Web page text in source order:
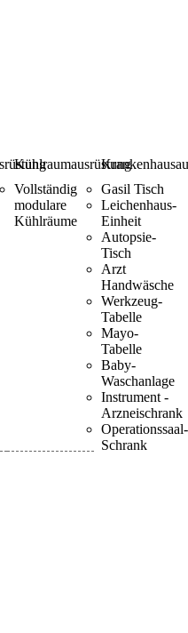
Kühlraumausrüstung
Vollständig
modulare
Kühlräume
Gasil Tisch
Leichenhaus-
Einheit
Autopsie-
Tisch
Arzt
Handwäsche
Werkzeug-
Tabelle
Mayo-
Tabelle
Baby-
Waschanlage
Instrument -
Arzneischrank
Operationssaal-
Schrank